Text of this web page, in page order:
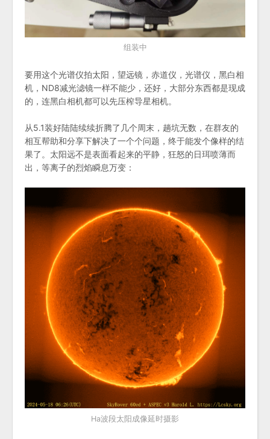
组装中
要用这个光谱仪拍太阳，望远镜，赤道仪，光谱仪，黑白相
机，ND8减光滤镜一样不能少，还好，大部分东西都是现成
的，连黑白相机都可以先压榨导星相机。
从5.1装好陆陆续续折腾了几个周末，趟坑无数，在群友的
相互帮助和分享下解决了一个个问题，终于能发个像样的结
果了。太阳远不是表面看起来的平静，狂怒的日珥喷薄而
出，等离子的烈焰瞬息万变：
Ha波段太阳成像延时摄影